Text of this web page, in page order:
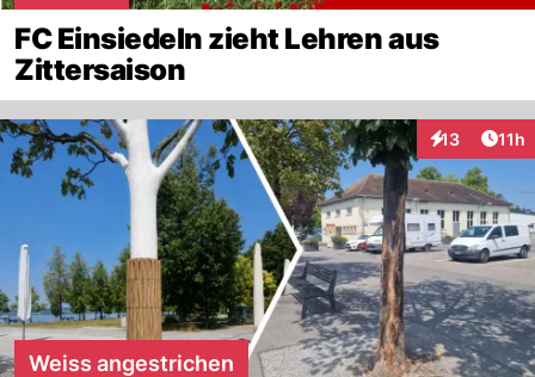
FC Einsiedeln zieht Lehren aus
Zittersaison
13
Interaktionen
11h
Weiss angestrichen